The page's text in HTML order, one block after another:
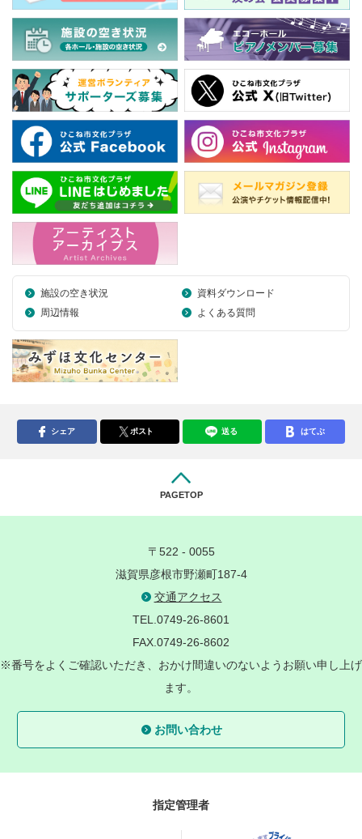
施設の空き状況
資料ダウンロード
周辺情報
よくある質問
シェア ポスト 送る はてぶ
PAGETOP
〒522 - 0055
滋賀県彦根市野瀬町187-4
交通アクセス
TEL.0749-26-8601
FAX.0749-26-8602
※番号をよくご確認いただき、おかけ間違いのないようお願い申し上げ
ます。
お問い合わせ
指定管理者